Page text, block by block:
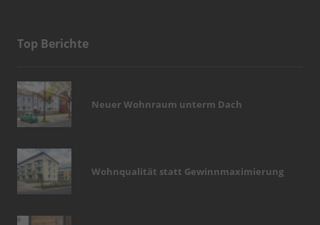
Top Berichte
Neuer Wohnraum unterm Dach
Wohnqualität statt Gewinnmaximierung